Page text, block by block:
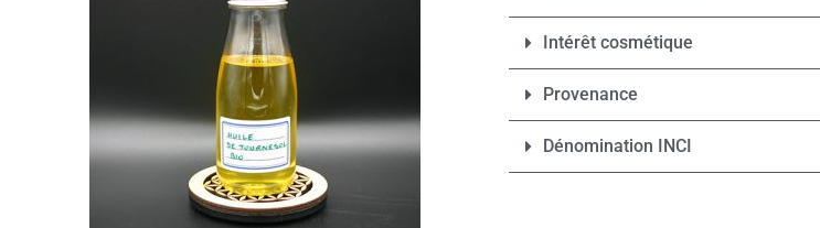
Intérêt cosmétique
Provenance
Dénomination INCI